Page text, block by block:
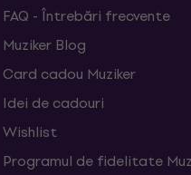
FAQ - Întrebări frecvente
Muziker Blog
Card cadou Muziker
Idei de cadouri
Wishlist
Programul de fidelitate